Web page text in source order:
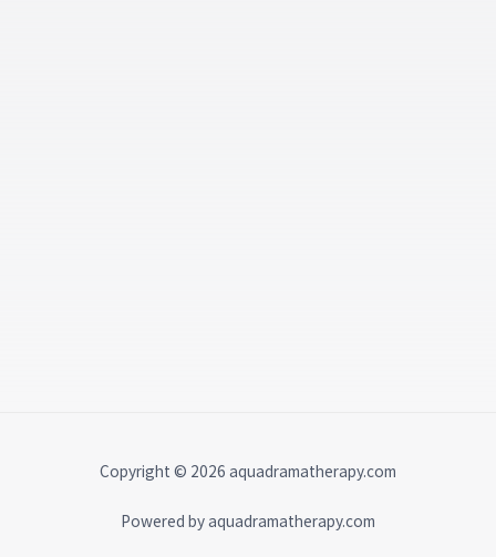
Copyright © 2026 aquadramatherapy.com
Powered by aquadramatherapy.com